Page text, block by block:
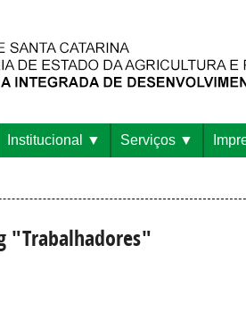
Institucional Serviços
"Trabalhadores"